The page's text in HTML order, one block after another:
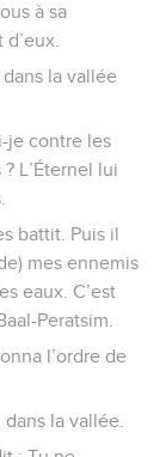
à sa
la vallée
je contre les
L’Éternel lui
battit. Puis il
mes ennemis
eaux. C’est
Peratsim.
l’ordre de
la vallée.